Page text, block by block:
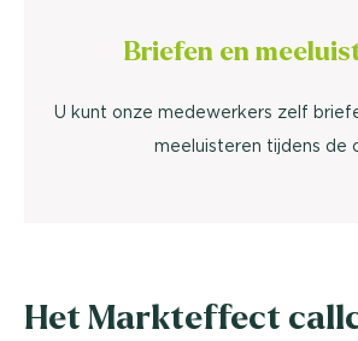
Briefen en
U kunt onze medewerkers zelf
meeluisteren tijdens de
Het Markteffect